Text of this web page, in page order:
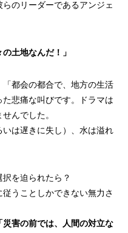
のリーダーであるアンジェ
土地なんだ！」
「都会の都合で、地方の生活
た悲痛な叫びです。ドラマは
んでした。
は遅きに失し）、水は溢れ
を迫られたら？
うことしかできない無力さ
災害の前では、人間の対立な